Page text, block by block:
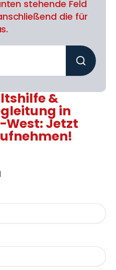
stehende Feld
die für
&
in
Jetzt